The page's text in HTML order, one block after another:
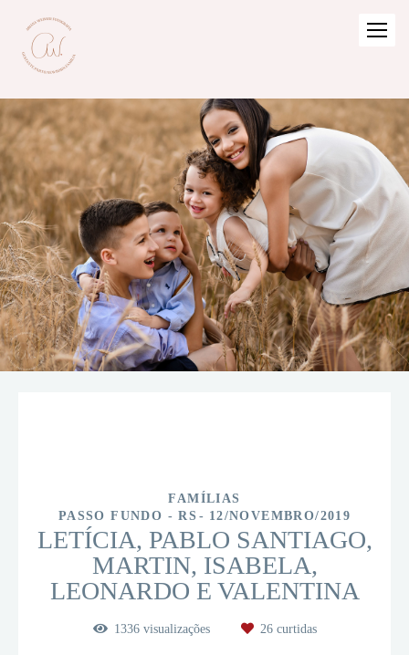
FAMÍLIAS
PASSO FUNDO - RS
12/NOVEMBRO/2019
LETÍCIA, PABLO SANTIAGO,
MARTIN, ISABELA,
LEONARDO E VALENTINA
1336visualizações 26curtidas